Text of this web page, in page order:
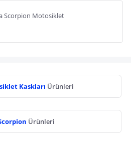
Scorpion Motosiklet
Kaskları Ürünleri
Ürünleri